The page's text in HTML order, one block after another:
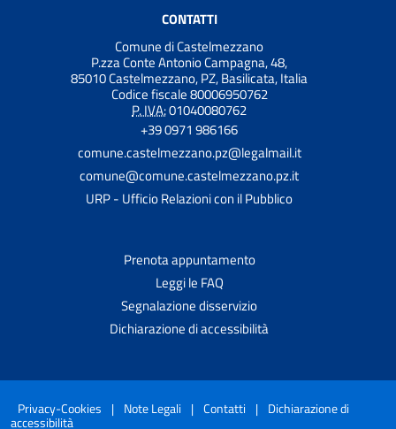
CONTATTI
Comune di Castelmezzano
P.zza Conte Antonio Campagna, 48,
85010 Castelmezzano, PZ, Basilicata, Italia
Codice fiscale 80006950762
P. IVA:01040080762
+39 0971 986166
comune.castelmezzano.pz@legalmail.it
comune@comune.castelmezzano.pz.it
URP - Ufficio Relazioni con il Pubblico
Prenota appuntamento
Leggi le FAQ
Segnalazione disservizio
Dichiarazione di accessibilità
Privacy-Cookies | Note Legali | Contatti | Dichiarazione di
accessibilità